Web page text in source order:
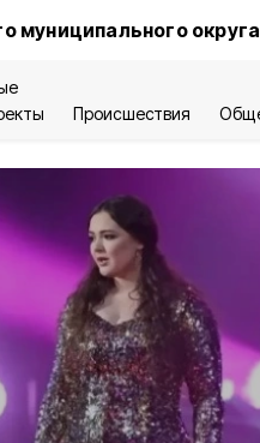
муниципального
Происшествия